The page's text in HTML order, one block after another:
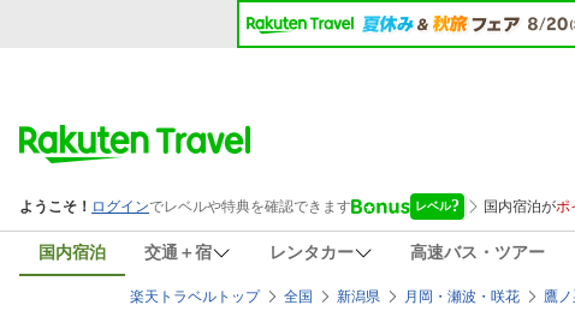
国内宿泊 交通＋宿 レンタカー 高速バス・ツアー
楽天トラベルトップ 全国 新潟県 月岡・瀬波・咲花 鷹